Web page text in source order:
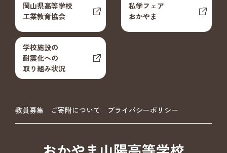
岡山県高等学校
工業教育協会
私学フェア
おかやま
学校施設の
耐震化への
取り組み状況
教員募集 ご寄附について プライバシーポリシー